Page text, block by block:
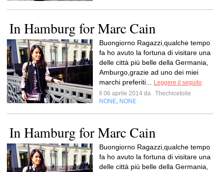
In Hamburg for Marc Cain
Buongiorno Ragazzi,qualche tempo
fa ho avuto la fortuna di visitare una
delle città più belle della Germania,
Amburgo,grazie ad uno dei miei
marchi preferiti...
Leggere il seguito
Il 06 aprile 2014 da
Thechicetoile
NONE NONE
In Hamburg for Marc Cain
Buongiorno Ragazzi,qualche tempo
fa ho avuto la fortuna di visitare una
delle città più belle della Germania,